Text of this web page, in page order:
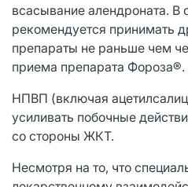
всасывание алендроната. В
рекомендуется принимать
препараты не раньше чем
приема препарата Фороза®.
НПВП (включая
усиливать побочные
со стороны ЖКТ.
Несмотря на то, что